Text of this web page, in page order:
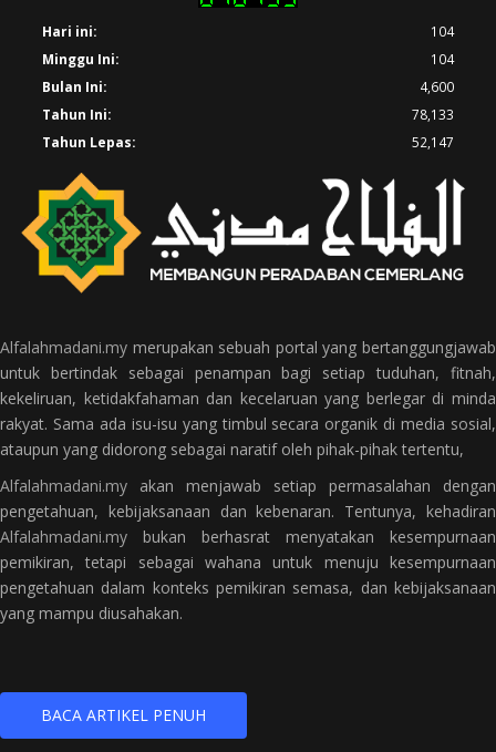
Hari ini:
104
Minggu Ini:
104
Bulan Ini:
4,600
Tahun Ini:
78,133
Tahun Lepas:
52,147
Alfalahmadani.my merupakan sebuah portal yang bertanggungjawab
untuk bertindak sebagai penampan bagi setiap tuduhan, fitnah,
kekeliruan, ketidakfahaman dan kecelaruan yang berlegar di minda
rakyat. Sama ada isu-isu yang timbul secara organik di media sosial,
ataupun yang didorong sebagai naratif oleh pihak-pihak tertentu,
Alfalahmadani.my akan menjawab setiap permasalahan dengan
pengetahuan, kebijaksanaan dan kebenaran. Tentunya, kehadiran
Alfalahmadani.my bukan berhasrat menyatakan kesempurnaan
pemikiran, tetapi sebagai wahana untuk menuju kesempurnaan
pengetahuan dalam konteks pemikiran semasa, dan kebijaksanaan
yang mampu diusahakan.
BACA ARTIKEL PENUH